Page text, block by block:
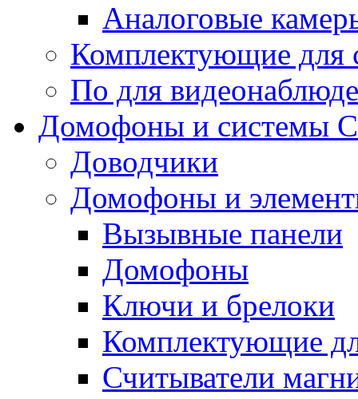
Аналоговые
Комплектующие для
По для
Домофоны и системы
Доводчики
Домофоны и
Вызывные панели
Домофоны
Ключи и брелоки
Комплектующие
Считыватели